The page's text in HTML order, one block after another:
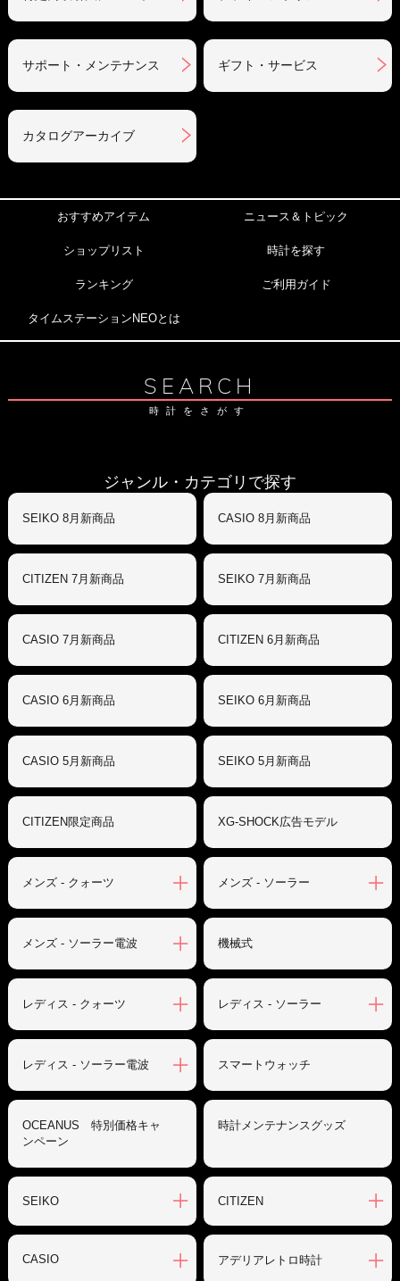
サポート・メンテナンス ギフト・サービス
カタログアーカイブ
おすすめアイテム ニュース＆トピック
ショップリスト 時計を探す
ランキング ご利用ガイド
タイムステーションNEOとは
SEARCH
時計をさがす
ジャンル・カテゴリで探す
SEIKO 8月新商品 CASIO 8月新商品
CITIZEN 7月新商品 SEIKO 7月新商品
CASIO 7月新商品 CITIZEN 6月新商品
CASIO 6月新商品 SEIKO 6月新商品
CASIO 5月新商品 SEIKO 5月新商品
CITIZEN限定商品 XG-SHOCK広告モデル
メンズ - クォーツ メンズ - ソーラー
メンズ - ソーラー電波 機械式
レディス - クォーツ レディス - ソーラー
レディス - ソーラー電波 スマートウォッチ
OCEANUS 特別価格キャ
ンペーン
時計メンテナンスグッズ
SEIKO CITIZEN
CASIO アデリアレトロ時計